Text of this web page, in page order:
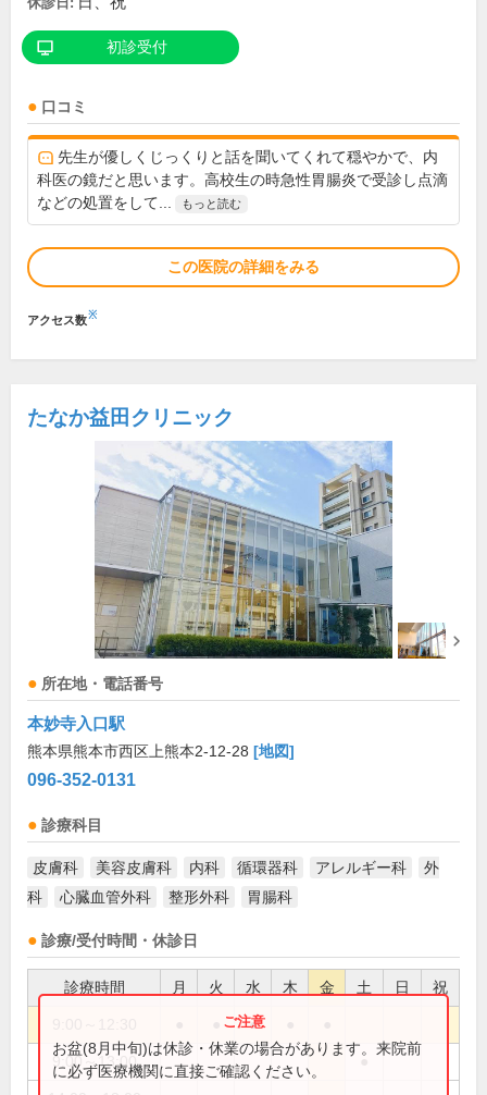
初診受付
口コミ
先生が優しくじっくりと話を聞いてくれて穏やかで、内
科医の鏡だと思います。高校生の時急性胃腸炎で受診し点滴
などの処置をして...
もっと読む
この医院の詳細をみる
アクセス数※
たなか益田クリニック
所在地・電話番号
本妙寺入口駅
熊本県熊本市西区上熊本2-12-28 [地図]
096-352-0131
診療科目
皮膚科 美容皮膚科 内科 循環器科 アレルギー科
外
科
心臓血管外科 整形外科 胃腸科
診療/受付時間・休診日
診療時間 月 火 水 木 金 土 日 祝
●
9:00～13:00 ●
お盆(8月中旬)は休診・休業の場合があります。来院前
に必ず医療機関に直接ご確認ください。